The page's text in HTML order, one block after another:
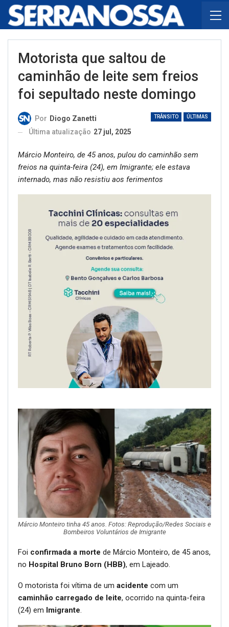
Motorista que saltou de
caminhão de leite sem freios
foi sepultado neste domingo
TRÂNSITO ÚLTIMAS
Por Diogo Zanetti
Última atualização 27 jul, 2025
Márcio Monteiro, de 45 anos, pulou do caminhão sem
freios na quinta-feira (24), em Imigrante; ele estava
internado, mas não resistiu aos ferimentos
Márcio Monteiro tinha 45 anos. Fotos: Reprodução/Redes Sociais e
Bombeiros Voluntários de Imigrante
Foi confirmada a morte de Márcio Monteiro, de 45 anos,
no Hospital Bruno Born (HBB), em Lajeado.
O motorista foi vítima de um acidente com um
caminhão carregado de leite, ocorrido na quinta-feira
(24) em Imigrante.